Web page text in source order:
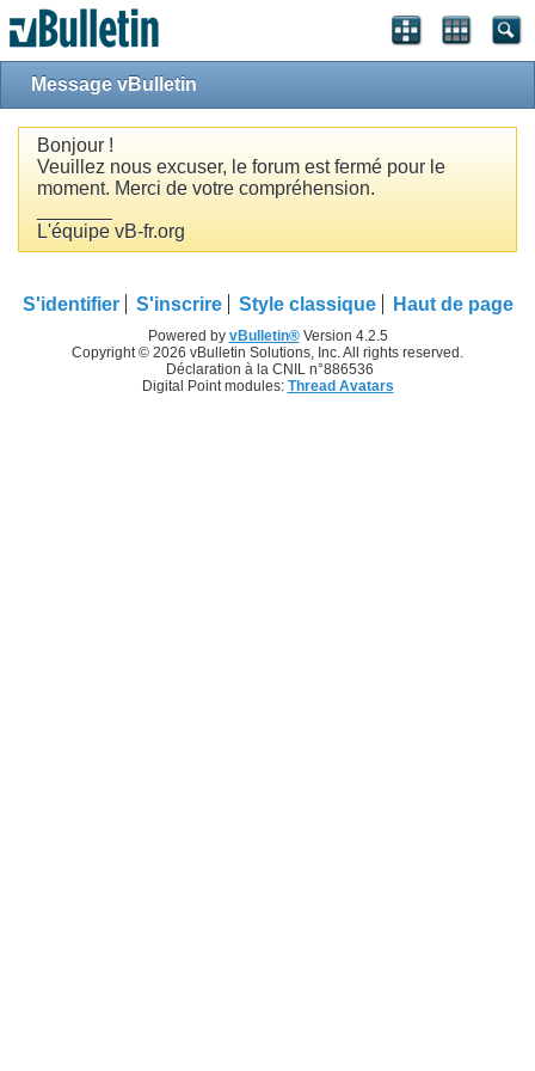
Message vBulletin
Bonjour !
Veuillez nous excuser, le forum est fermé pour le
moment. Merci de votre compréhension.
L'équipe vB-fr.org
S'identifier S'inscrire Style classique Haut de page
Powered by vBulletin®Version 4.2.5
Copyright © 2026 vBulletin Solutions, Inc. All rights reserved.
Déclaration à la CNIL n°886536
Digital Point modules: Thread Avatars